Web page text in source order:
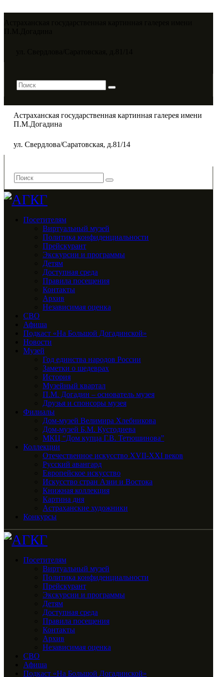
Астраханская государственная картинная галерея имени
П.М.Догадина​
ул. Свердлова/Саратовская, д.81/14
Посетителям
Виртуальный музей
Политика конфиденциальности
Прейскурант
Экскурсии и программы
Детям
Доступная среда
Правила посещения
Контакты
Архив
Независимая оценка
СВО
Афиша
Подкаст «На Большой Догадинской»
Новости
Музей
Год единства народов России
Заметки о шедеврах
История
Музейный квартал
П.М. Догадин – основатель музея
Друзья и спонсоры музея
Филиалы
Дом-музей Велимира Хлебникова
Дом-музей Б.М. Кустодиева
МКЦ “Дом купца Г.В. Тетюшинова”
Коллекции
Отечественное искусство XVII-XXI веков
Русский авангард
Европейское искусство
Искусство стран Азии и Востока
Книжная коллекция
Картина дня
Астраханские художники
Конкурсы
Посетителям
Виртуальный музей
Политика конфиденциальности
Прейскурант
Экскурсии и программы
Детям
Доступная среда
Правила посещения
Контакты
Архив
Независимая оценка
СВО
Афиша
Подкаст «На Большой Догадинской»